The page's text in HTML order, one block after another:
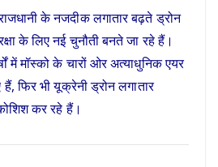
के नजदीक लगातार बढ़ते ड्रोन
के लिए नई चुनौती बनते जा रहे हैं।
में मॉस्को के चारों ओर अत्याधुनिक एयर
फिर भी यूक्रेनी ड्रोन लगातार
कर रहे हैं।